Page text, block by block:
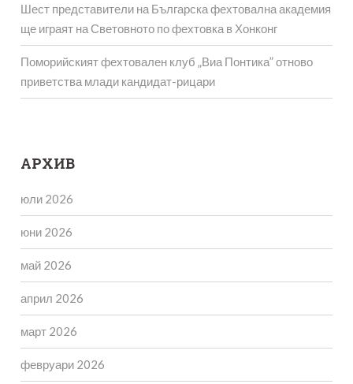
Шест представители на Българска фехтовална академия
ще играят на Световното по фехтовка в Хонконг
Поморийският фехтовален клуб „Виа Понтика” отново
приветства млади кандидат-рицари
АРХИВ
юли 2026
юни 2026
май 2026
април 2026
март 2026
февруари 2026